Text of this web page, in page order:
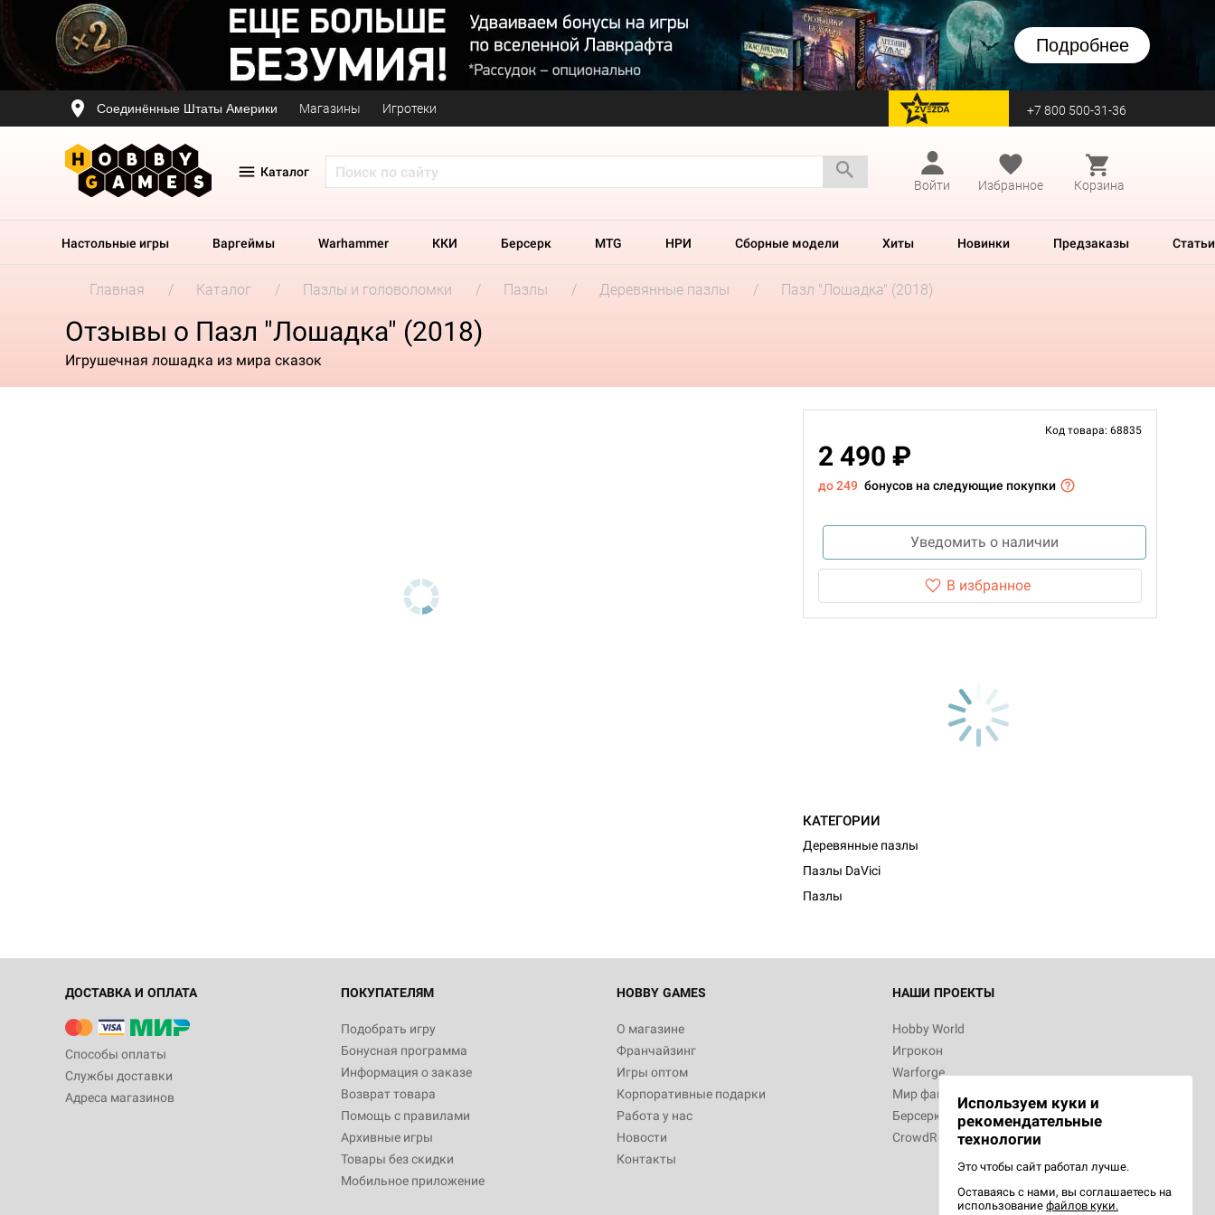
Подробнее
Соединённые Штаты Америки Магазины Игротеки перейти на Zvezda +7 800 500-31-36
Каталог
Войти
Избранное Корзина
Настольные игры Варгеймы Warhammer ККИ Берсерк MTG НРИ Сборные модели Хиты Новинки Предзаказы Статьи
Главная Каталог Пазлы и головоломки Пазлы Деревянные пазлы Пазл "Лошадка" (2018)
Отзывы о Пазл "Лошадка" (2018)
Игрушечная лошадка из мира сказок
Код товара: 68835
2 490 ₽
до 249 бонусов на следующие покупки
Уведомить о наличии
В избранное
КАТЕГОРИИ
Деревянные пазлы
Пазлы DaVici
Пазлы
ДОСТАВКА И ОПЛАТА
Способы оплаты
Службы доставки
Адреса магазинов
ПОКУПАТЕЛЯМ
Подобрать игру
Бонусная программа
Информация о заказе
Возврат товара
Помощь с правилами
Архивные игры
Товары без скидки
Мобильное приложение
HOBBY GAMES
О магазине
Франчайзинг
Игры оптом
Корпоративные подарки
Работа у нас
Новости
Контакты
НАШИ ПРОЕКТЫ
Hobby World
Игрокон
Warforge
Мир фантастики
Берсерк
CrowdRepublic
Используем куки и
рекомендательные
технологии
Это чтобы сайт работал лучше.
Оставаясь с нами, вы соглашаетесь на
использование файлов куки.